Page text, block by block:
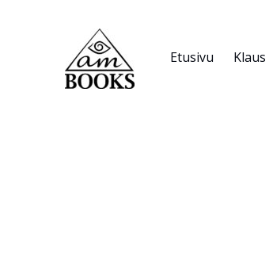
Etusivu
Klaus